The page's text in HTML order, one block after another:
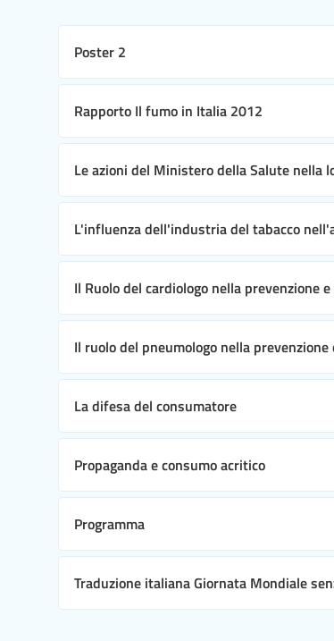
Poster 2
Rapporto Il fumo in Italia 2012
Le azioni del Ministero della Salute nella
L'influenza dell'industria del tabacco
Il Ruolo del cardiologo nella prevenzione
Il ruolo del pneumologo nella
La difesa del consumatore
Propaganda e consumo acritico
Programma
Traduzione italiana Giornata Mondiale